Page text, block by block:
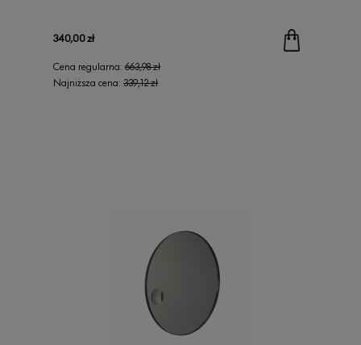
340,00 zł
Cena regularna: 663,98 zł
Najniższa cena: 339,12 zł